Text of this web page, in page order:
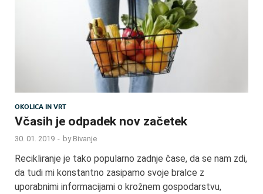
OKOLICA IN VRT
Včasih je odpadek nov začetek
30. 01. 2019 - by Bivanje
Recikliranje je tako popularno zadnje čase, da se nam zdi,
da tudi mi konstantno zasipamo svoje bralce z
uporabnimi informacijami o krožnem gospodarstvu,